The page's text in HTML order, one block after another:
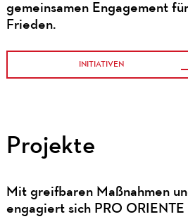
gemeinsamen Engagement
Frieden.
INITIATIVEN
Projekte
Mit greifbaren Maßnahmen
engagiert sich PRO